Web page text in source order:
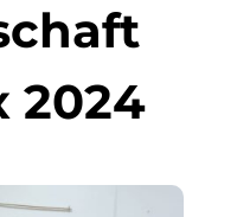
2024